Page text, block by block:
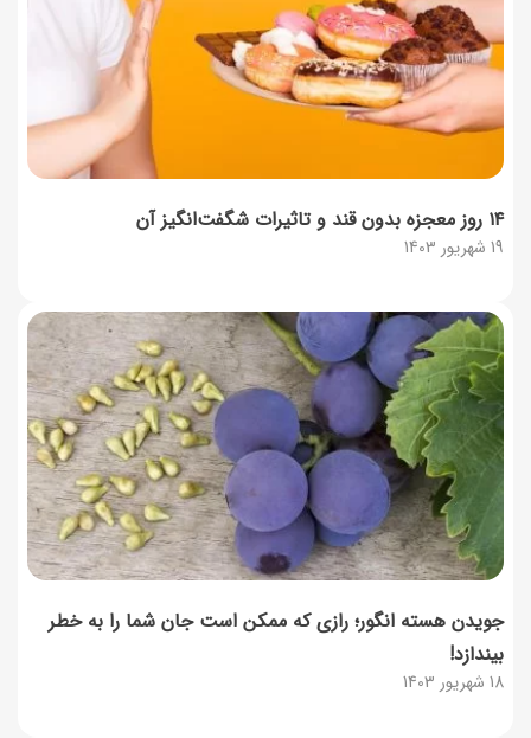
19 شهریور 1403
۱۴ روز معجزه بدون قند و تاثیرات شگفت‌انگیز آن
18 شهریور 1403
جویدن هسته انگور؛ رازی که ممکن است جان شما را به خطر
بیندازد!